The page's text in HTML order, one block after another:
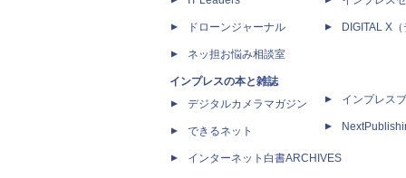
ドローンジャーナル
ネッ担お悩み相談室
インプレスの本と雑誌
デジタルカメラマガジン
できるネット
インターネット白書ARCHIVES
DIGITAL X
インプレス